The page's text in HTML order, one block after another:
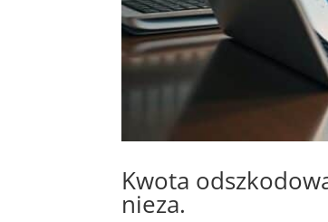
Kwota
nieza.